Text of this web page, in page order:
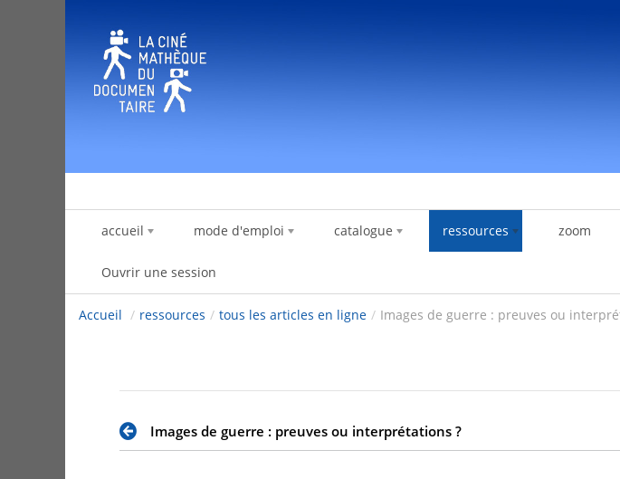
accueil mode d'emploi catalogue ressources zoom
Ouvrir une session
Accueil / ressources / tous les articles en ligne / Images de guerre : preuves ou
Images de guerre : preuves ou interprétations ?